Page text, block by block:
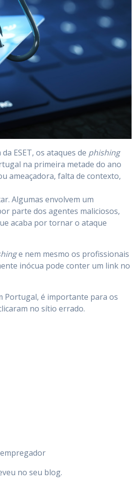
ESET, os ataques de phishing
na primeira metade do ano
ameaçadora, falta de contexto,
Algumas envolvem um
parte dos agentes maliciosos,
acaba por tornar o ataque
e nem mesmo os profissionais
inócua pode conter um link no
Portugal, é importante para os
no sítio errado.
no seu blog.